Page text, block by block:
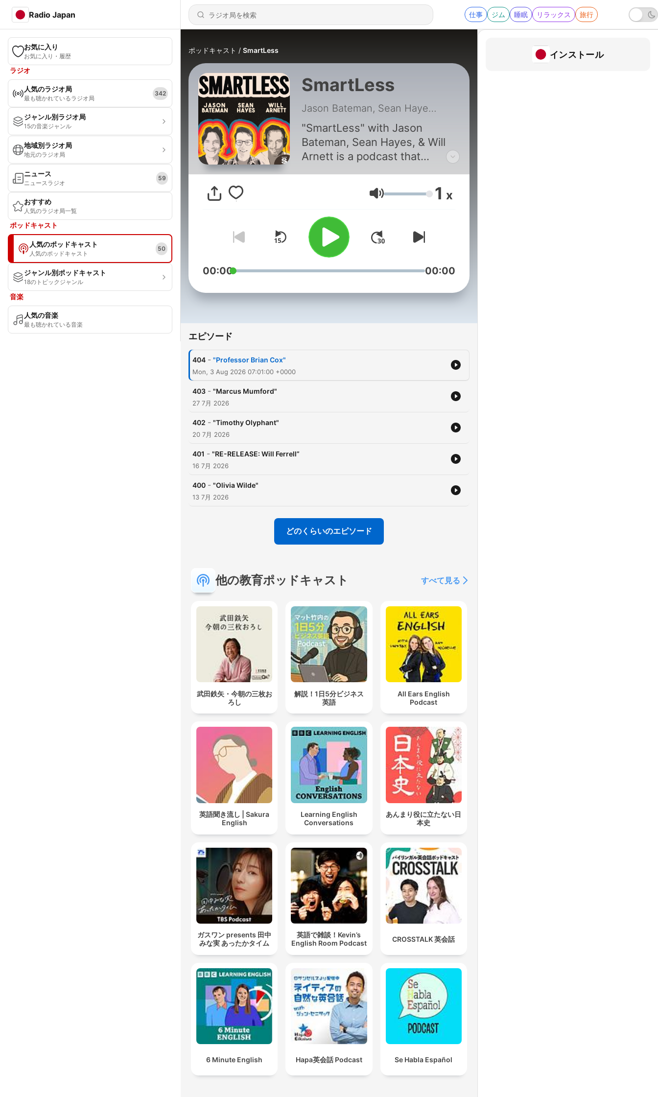
Radio Japan 仕事 ジム 睡眠 リラックス 旅行
お気に入り
お気に入り・履歴
ラジオ
人気のラジオ局
最も聴かれているラジオ局
342
ジャンル別ラジオ局
15の音楽ジャンル
地域別ラジオ局
地元のラジオ局
ニュース
ニュースラジオ
59
おすすめ
人気のラジオ局一覧
ポッドキャスト
人気のポッドキャスト
人気のポッドキャスト
50
ジャンル別ポッドキャスト
18のトピックジャンル
音楽
人気の音楽
最も聴かれている音楽
ポッドキャスト SmartLess
SmartLess
Jason Bateman, Sean Hayes, Will Arnett
"SmartLess" with Jason
Bateman, Sean Hayes, & Will
Arnett is a podcast that
from all walks of life to learn
about shared experiences
and organic hilarity. A nice
surprise: in each episode of
SmartLess, one of the hosts
reveals his mystery guest to
a genuinely improvised and
with laughter and newfound
音量 1 x
00:00 00:00
エピソード
404 - "Professor Brian Cox"
Mon, 3 Aug 2026 07:01:00 +0000
403 - "Marcus Mumford"
27 7月 2026
402 - "Timothy Olyphant"
20 7月 2026
401 - "RE-RELEASE: Will Ferrell”
16 7月 2026
400 - "Olivia Wilde"
13 7月 2026
どのくらいのエピソード
他の教育ポッドキャスト すべて見る
武田鉄矢・今朝の三枚お
ろし
解説！1日5分ビジネス
英語
All Ears English
Podcast
英語聞き流し | Sakura
English
Learning English
Conversations
あんまり役に立たない日
本史
ガスワン presents 田中
みな実 あったかタイム
英語で雑談！Kevin’s
English Room Podcast
CROSSTALK 英会話
6 Minute English Hapa英会話 Podcast Se Habla Español
インストール